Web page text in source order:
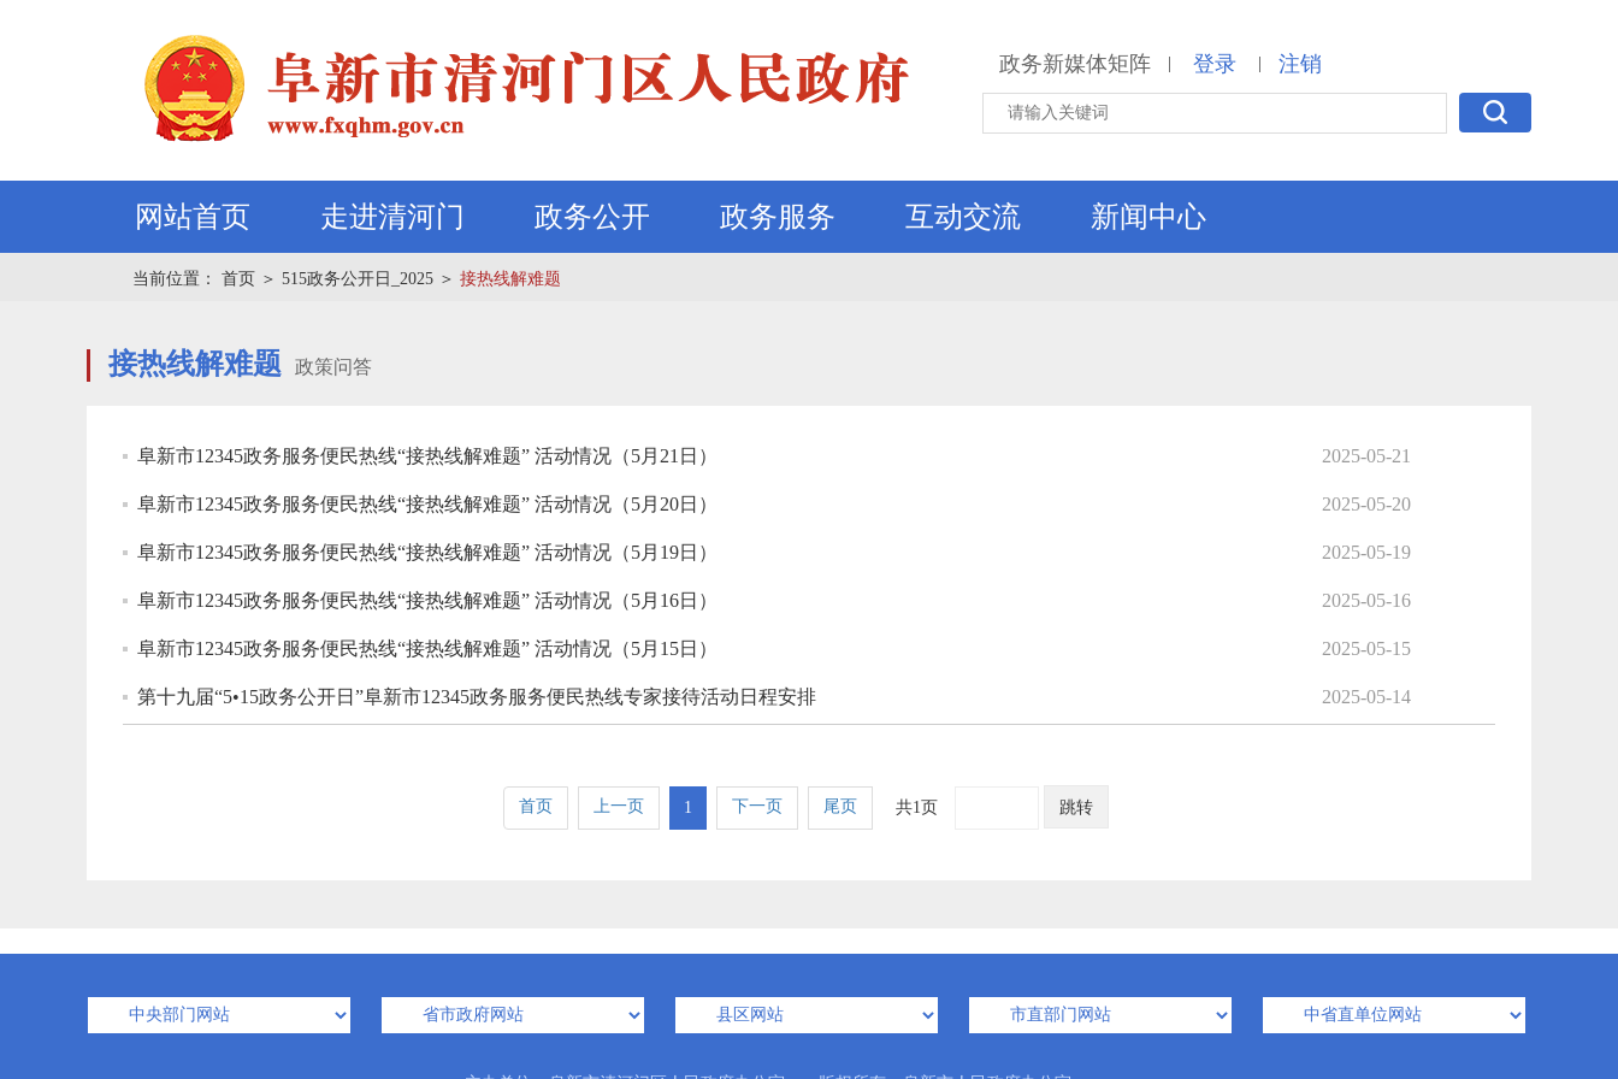
政务新媒体矩阵 | 登录 | 注销
网站首页 走进清河门 政务公开 政务服务 互动交流 新闻中心
当前位置： 首页 ＞ 515政务公开日_2025 ＞ 接热线解难题
接热线解难题 政策问答
阜新市12345政务服务便民热线“接热线解难题” 活动情况（5月21日） 2025-05-21
阜新市12345政务服务便民热线“接热线解难题” 活动情况（5月20日） 2025-05-20
阜新市12345政务服务便民热线“接热线解难题” 活动情况（5月19日） 2025-05-19
阜新市12345政务服务便民热线“接热线解难题” 活动情况（5月16日） 2025-05-16
阜新市12345政务服务便民热线“接热线解难题” 活动情况（5月15日） 2025-05-15
第十九届“5•15政务公开日”阜新市12345政务服务便民热线专家接待活动日程安排 2025-05-14
首页 上一页 1 下一页 尾页 共1页 跳转